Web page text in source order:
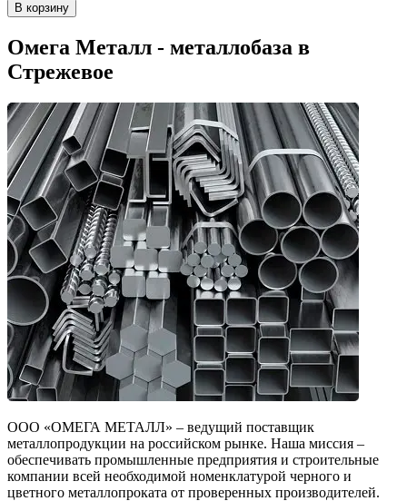
В корзину
Омега Металл - металлобаза в
Стрежевое
ООО «ОМЕГА МЕТАЛЛ» – ведущий поставщик
металлопродукции на российском рынке. Наша миссия –
обеспечивать промышленные предприятия и строительные
компании всей необходимой номенклатурой черного и
цветного металлопроката от проверенных производителей.